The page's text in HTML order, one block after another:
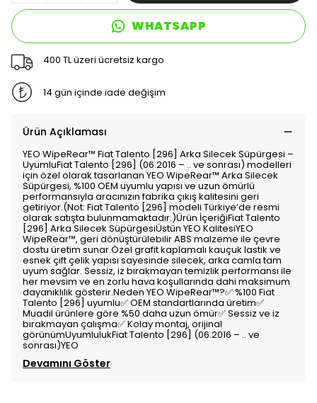
WHATSAPP
400 TL üzeri ücretsiz kargo
14 gün içinde iade değişim
Ürün Açıklaması
YEO WipeRear™️ Fiat Talento [296] Arka Silecek Süpürgesi –
UyumluFiat Talento [296] (06.2016 – .. ve sonrası) modelleri
için özel olarak tasarlanan YEO WipeRear™️ Arka Silecek
Süpürgesi, %100 OEM uyumlu yapısı ve uzun ömürlü
performansıyla aracınızın fabrika çıkış kalitesini geri
getiriyor.(Not: Fiat Talento [296] modeli Türkiye’de resmi
olarak satışta bulunmamaktadır.)Ürün İçeriğiFiat Talento
[296] Arka Silecek SüpürgesiÜstün YEO KalitesiYEO
WipeRear™️, geri dönüştürülebilir ABS malzeme ile çevre
dostu üretim sunar.Özel grafit kaplamalı kauçuk lastik ve
esnek çift çelik yapısı sayesinde silecek, arka camla tam
uyum sağlar. Sessiz, iz bırakmayan temizlik performansı ile
her mevsim ve en zorlu hava koşullarında dahi maksimum
dayanıklılık gösterir.Neden YEO WipeRear™️?✅ %100 Fiat
Talento [296] uyumlu✅ OEM standartlarında üretim✅
Muadil ürünlere göre %50 daha uzun ömür✅ Sessiz ve iz
bırakmayan çalışma✅ Kolay montaj, orijinal
görünümUyumlulukFiat Talento [296] (06.2016 – .. ve
sonrası)YEO
Devamını Göster